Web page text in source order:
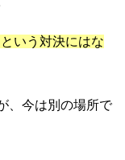
いう対決にはな
、今は別の場所で